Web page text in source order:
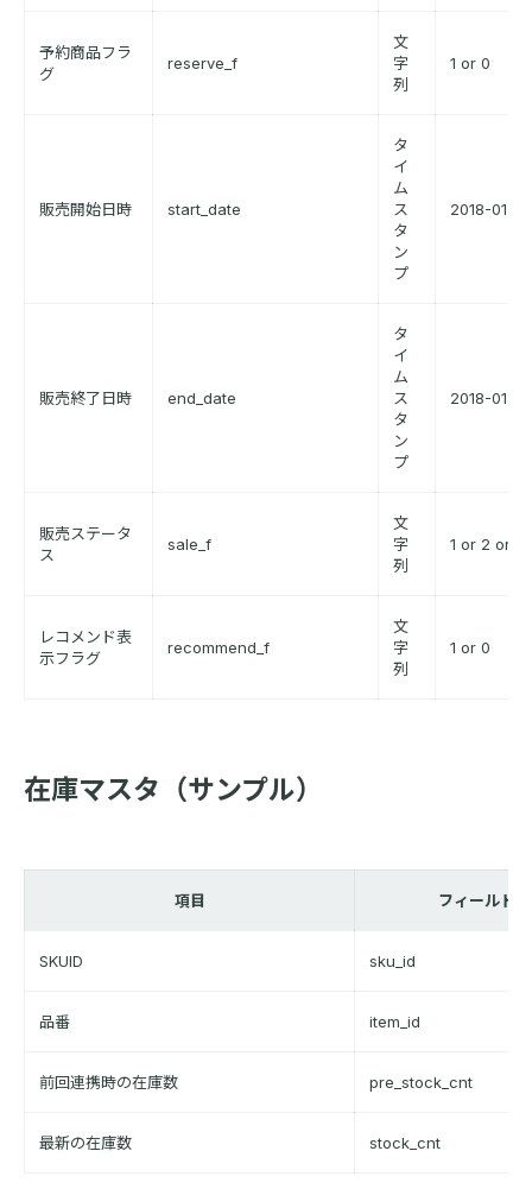
予約商品フラ
グ
reserve_f
文
字
列
1 or 0
販売開始日時 start_date
タ
イ
ム
ス
タ
ン
プ
2018-01-
販売終了日時 end_date
タ
イ
ム
ス
タ
ン
プ
2018-01-
販売ステータ
ス
sale_f
文
字
列
1 or 2 or 3
レコメンド表
示フラグ
recommend_f
文
字
列
1 or 0
在庫マスタ（サンプル）
項目 フィールド名
SKUID sku_id
品番 item_id
前回連携時の在庫数 pre_stock_cnt
最新の在庫数 stock_cnt